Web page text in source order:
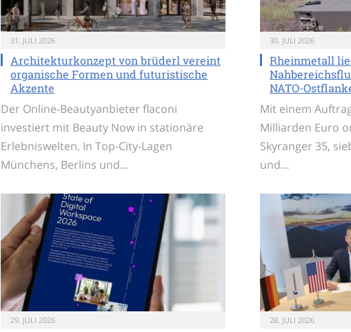
31. JULI 2026
Architekturkonzept von brüderl vereint
organische Formen und futuristische
Akzente
Der Online-Beautyanbieter flaconi
investiert mit Beauty Now in stationäre
Erlebniswelten. In Top-City-Lagen
Münchens, Berlins und…
30. JULI 2026
Rheinmetall
NATO-
Mit einem
Milliarden Euro
Skyranger 35,
und…
29. JULI 2026 28. JULI 2026